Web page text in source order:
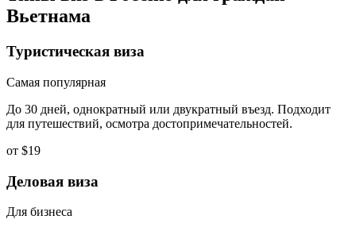
Вьетнама
Туристическая виза
Самая популярная
До 30 дней, однократный или двукратный въезд. Подходит
для путешествий, осмотра достопримечательностей.
от $19
Деловая виза
Для бизнеса